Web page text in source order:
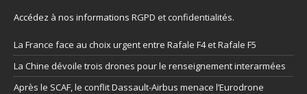
Accédez à nos informations RGPD et confidentialités.
La France face au choix urgent entre Rafale F4 et Rafale F5
La Chine dévoile trois drones pour le renseignement interarmées
Après le SCAF, le conflit Dassault-Airbus menace l’Eurodrone